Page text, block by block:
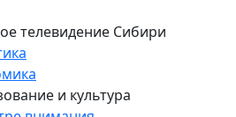
телевидение Сибири
и культура